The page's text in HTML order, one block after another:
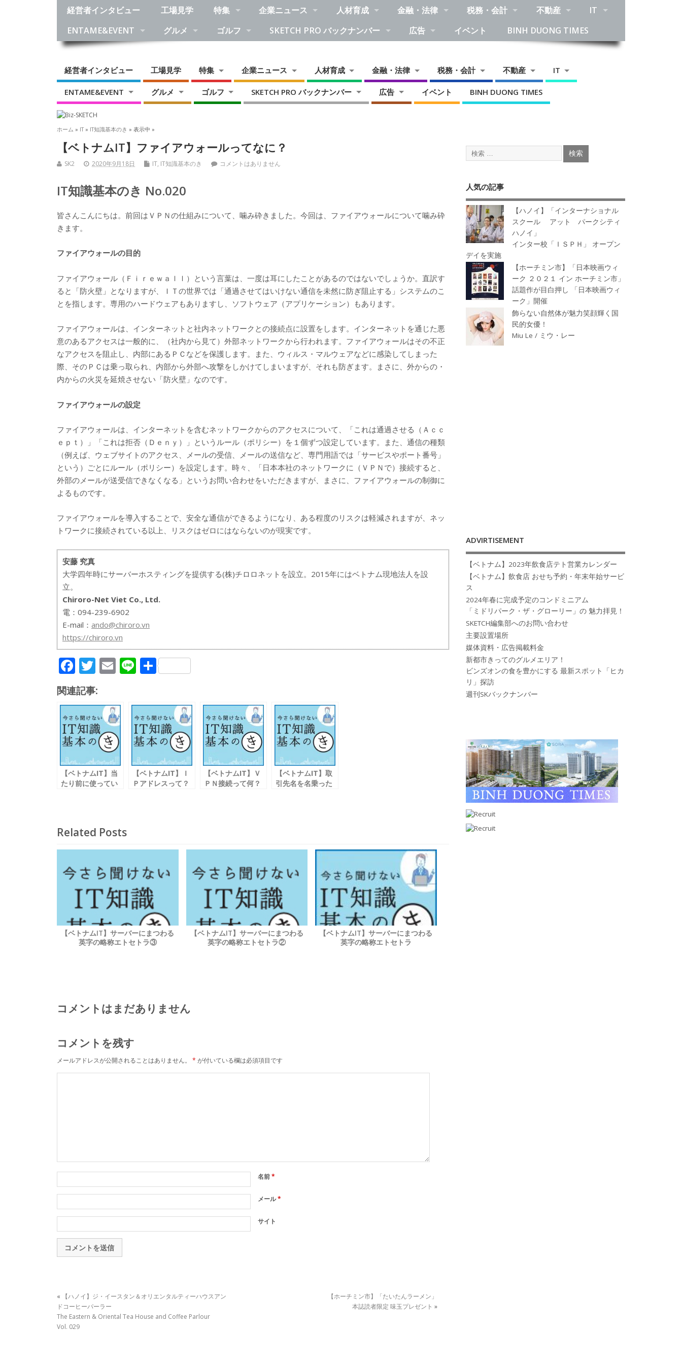
経営者インタビュー 工場見学 特集 企業ニュース 人材育成 金融・法律 税務・会計 不動産
IT
ENTAME&EVENT
グルメ ゴルフ SKETCH PRO バックナンバー 広告 イベント BINH DUONG TIMES
経営者インタビュー 工場見学 特集 企業ニュース 人材育成 金融・法律 税務・会計 不動産 IT
ENTAME&EVENT グルメ ゴルフ SKETCH PRO バックナンバー 広告 イベント BINH DUONG TIMES
ホーム » IT» IT知識基本のき » 表示中 »
【ベトナムIT】ファイアウォールってなに？
SK2 2020年9月18日 IT, IT知識基本のき コメントはありません
IT知識基本のき No.020
皆さんこんにちは。前回はＶＰＮの仕組みについて、噛み砕きました。今回は、ファイアウォールについて噛み砕
きます。
ファイアウォールの目的
ファイアウォール（Ｆｉｒｅｗａｌｌ）という言葉は、一度は耳にしたことがあるのではないでしょうか。直訳す
ると「防火壁」となりますが、ＩＴの世界では「通過させてはいけない通信を未然に防ぎ阻止する」システムのこ
とを指します。専用のハードウェアもありますし、ソフトウェア（アプリケーション）もあります。
ファイアウォールは、インターネットと社内ネットワークとの接続点に設置をします。インターネットを通じた悪
意のあるアクセスは一般的に、（社内から見て）外部ネットワークから行われます。ファイアウォールはその不正
なアクセスを阻止し、内部にあるＰＣなどを保護します。また、ウィルス・マルウェアなどに感染してしまった
際、そのＰＣは乗っ取られ、内部から外部へ攻撃をしかけてしまいますが、それも防ぎます。まさに、外からの・
内からの火災を延焼させない「防火壁」なのです。
ファイアウォールの設定
ファイアウォールは、インターネットを含むネットワークからのアクセスについて、「これは通過させる（Ａｃｃ
ｅｐｔ）」「これは拒否（Ｄｅｎｙ）」というルール（ポリシー）を１個ずつ設定しています。また、通信の種類
（例えば、ウェブサイトのアクセス、メールの受信、メールの送信など、専門用語では「サービスやポート番号」
という）ごとにルール（ポリシー）を設定します。時々、「日本本社のネットワークに（ＶＰＮで）接続すると、
外部のメールが送受信できなくなる」というお問い合わせをいただきますが、まさに、ファイアウォールの制御に
よるものです。
ファイアウォールを導入することで、安全な通信ができるようになり、ある程度のリスクは軽減されますが、ネッ
トワークに接続されている以上、リスクはゼロにはならないのが現実です。
安藤 究真
大学四年時にサーバーホスティングを提供する(株)チロロネットを設立。2015年にはベトナム現地法人を設
立。
Chiroro-Net Viet Co., Ltd.
電：094-239-6902
E-mail： ando@chiroro.vn
https://chiroro.vn
F
ac
e
b
o
o
k
T
itt
er
E
l
Li 共
関連記事:
【ベトナムIT】当
たり前に使ってい
【ベトナムIT】Ｉ
Ｐアドレスって？
【ベトナムIT】Ｖ
ＰＮ接続って何？
【ベトナムIT】取
引先名を名乗った
Related Posts
【ベトナムIT】サーバーにまつわる
英字の略称エトセトラ③
【ベトナムIT】サーバーにまつわる
英字の略称エトセトラ②
【ベトナムIT】サーバーにまつわる
英字の略称エトセトラ
コメントはまだありません
コメントを残す
メールアドレスが公開されることはありません。 * が付いている欄は必須項目です
名前*
メール*
サイト
«
【ハノイ】ジ・イースタン＆オリエンタルティーハウスアン
ドコーヒーパーラー
The Eastern & Oriental Tea House and Coffee Parlour
Vol. 029
【ホーチミン市】「たいたんラーメン」
本誌読者限定 味玉プレゼント »
人気の記事
【ハノイ】「インターナショナル
スクール アット パークシティ
ハノイ」
インター校「ＩＳＰＨ」 オープン
デイを実施
【ホーチミン市】「日本映画ウィ
ーク ２０２１ イン ホーチミン市」
話題作が目白押し 「日本映画ウィ
ーク」開催
飾らない自然体が魅力笑顔輝く国
民的女優！
Miu Le / ミウ・レー
ADVIRTISEMENT
【ベトナム】2023年飲食店テト営業カレンダー
【ベトナム】飲食店 おせち予約・年末年始サービ
ス
2024年春に完成予定のコンドミニアム
「ミドリパーク・ザ・グローリー」の 魅力拝見！
SKETCH編集部へのお問い合わせ
主要設置場所
媒体資料・広告掲載料金
新都市きってのグルメエリア！
ビンズオンの食を豊かにする 最新スポット「ヒカ
リ」探訪
週刊SKバックナンバー